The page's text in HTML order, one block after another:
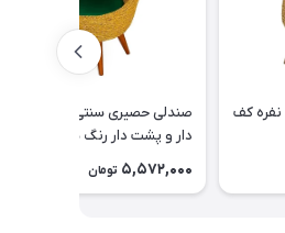
کف
صندلی حصیری سنتی یک نفره
دار و پشت دار رنگ سبز
5,572,000 تومان